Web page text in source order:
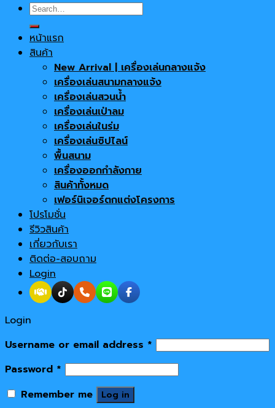
Search
for:
หน้าแรก
สินค้า
New Arrival | เครื่องเล่นกลางแจ้ง
เครื่องเล่นสนามกลางแจ้ง
เครื่องเล่นสวนน้ำ
เครื่องเล่นเป่าลม
เครื่องเล่นในร่ม
เครื่องเล่นซิปไลน์
พื้นสนาม
เครื่องออกกำลังกาย
สินค้าทั้งหมด
เฟอร์นิเจอร์ตกแต่งโครงการ
โปรโมชั่น
รีวิวสินค้า
เกี่ยวกับเรา
ติดต่อ-สอบถาม
Login
Login
Username or email address *
Password *
Remember me
Log in